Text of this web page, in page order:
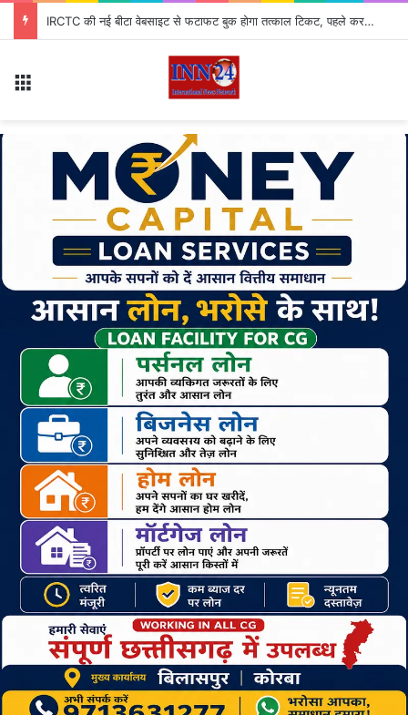
IRCTC की नई बीटा वेबसाइट से फटाफट बुक होगा तत्काल टिकट, पहले कर लें ये 2 जरूरी काम